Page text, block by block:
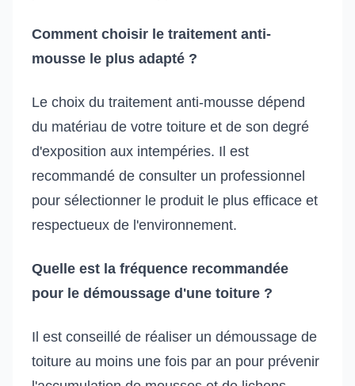
Comment choisir le traitement anti-
mousse le plus adapté ?
Le choix du traitement anti-mousse dépend
du matériau de votre toiture et de son degré
d'exposition aux intempéries. Il est
recommandé de consulter un professionnel
pour sélectionner le produit le plus efficace et
respectueux de l'environnement.
Quelle est la fréquence recommandée
pour le démoussage d'une toiture ?
Il est conseillé de réaliser un démoussage de
toiture au moins une fois par an pour prévenir